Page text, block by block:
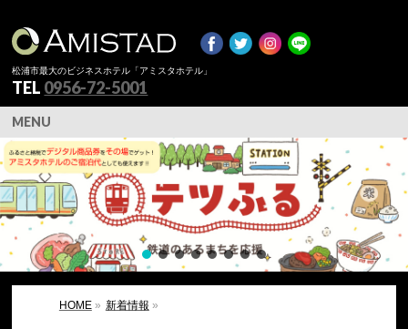
松浦市最大のビジネスホテル「アミスタホテル」
TEL 0956-72-5001
MENU
HOME» 新着情報 »